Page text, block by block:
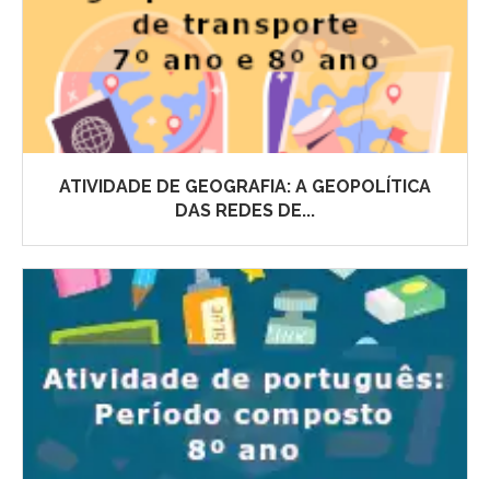
ATIVIDADE DE GEOGRAFIA: A GEOPOLÍTICA
DAS REDES DE...